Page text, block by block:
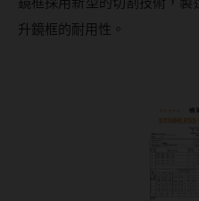
韓國隱眼品牌
升鏡框的耐用性。